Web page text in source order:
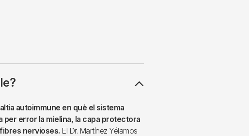
autoimmune en què el sistema
per error la mielina, la capa protectora
nervioses. El Dr. Martínez Yélamos